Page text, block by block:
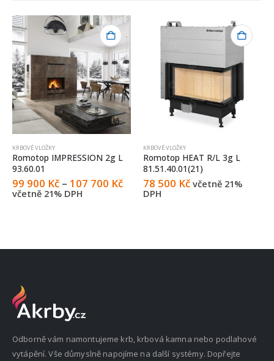
KRBOVÉ VLOŽKY
Romotop IMPRESSION 2g L
93.60.01
99 900 Kč – 107 700 Kč
včetně 21% DPH
KRBOVÉ VLOŽKY
Romotop HEAT R/L 3g L
81.51.40.01(21)
78 500 Kč včetně 21%
DPH
Odborně vám namontujeme krb, krbová kamna nebo podlahové
vytápění. Vše důmyslně napojíme na další systémy. Dopřejte